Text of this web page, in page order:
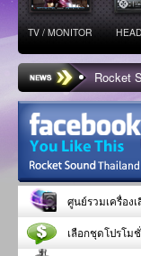
TV / MONITOR
Rocket
ศูนย์รวมเครื่องเ
เลือกชุดโปรโม